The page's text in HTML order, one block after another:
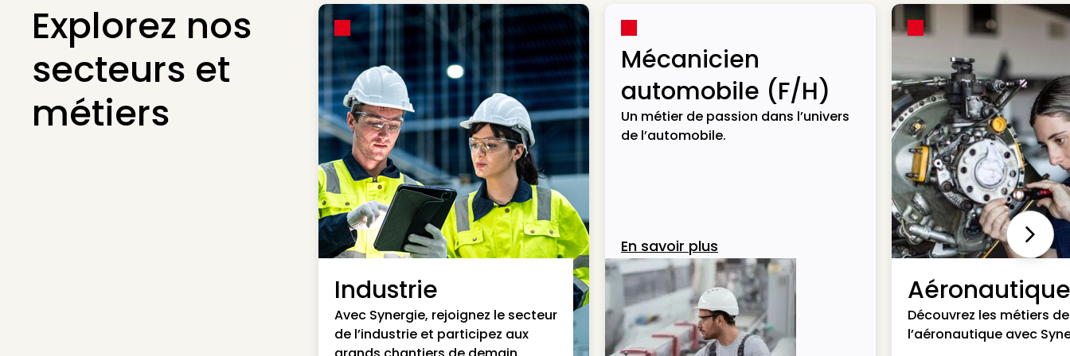
Explorez nos
secteurs et
métiers
Industrie
Avec Synergie, rejoignez le secteur
de l’industrie et participez aux
Mécanicien
automobile (F/H)
Un métier de passion dans l’univers
de l’automobile.
En savoir plus
Aéronautique
Découvrez les métiers de
l’aéronautique avec
Next